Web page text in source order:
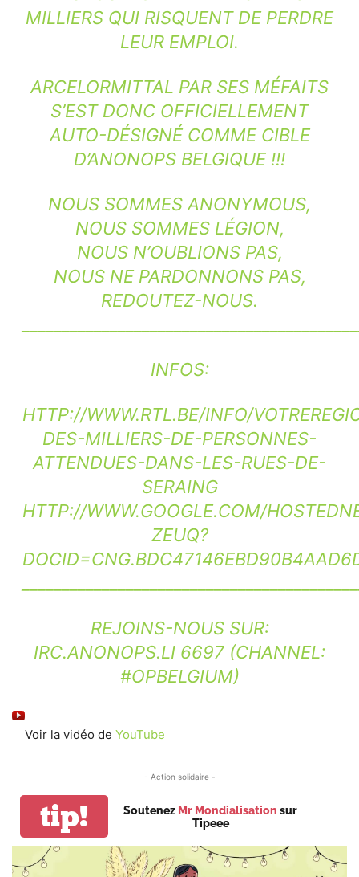
MILLIERS QUI RISQUENT DE PERDRE
LEUR EMPLOI.
ARCELORMITTAL PAR SES MÉFAITS
S’EST DONC OFFICIELLEMENT
AUTO-DÉSIGNÉ COMME CIBLE
D’ANONOPS BELGIQUE !!!
NOUS SOMMES ANONYMOUS,
NOUS SOMMES LÉGION,
NOUS N’OUBLIONS PAS,
NOUS NE PARDONNONS PAS,
REDOUTEZ-NOUS.
INFOS:
HTTP://WWW.RTL.BE/INFO/
DES-MILLIERS-DE-PERSONNES-
ATTENDUES-DANS-LES-RUES-DE-
SERAING
HTTP://WWW.GOOGLE.COM/
ZEUQ?
REJOINS-NOUS SUR:
IRC.ANONOPS.LI 6697 (CHANNEL:
#OPBELGIUM)
Voir la vidéo de YouTube
- Action solidaire -
tip! Soutenez Mr Mondialisation sur
Tipeee